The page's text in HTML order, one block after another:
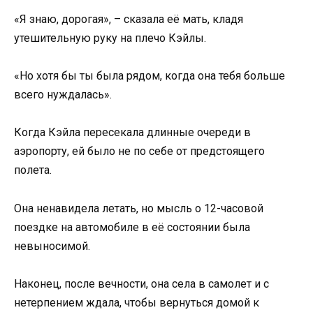
«Я знаю, дорогая», – сказала её мать, кладя
утешительную руку на плечо Кэйлы.
«Но хотя бы ты была рядом, когда она тебя больше
всего нуждалась».
Когда Кэйла пересекала длинные очереди в
аэропорту, ей было не по себе от предстоящего
полета.
Она ненавидела летать, но мысль о 12-часовой
поездке на автомобиле в её состоянии была
невыносимой.
Наконец, после вечности, она села в самолет и с
нетерпением ждала, чтобы вернуться домой к